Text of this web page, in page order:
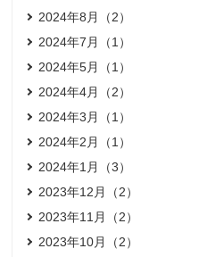
2024年8月（2）
2024年7月（1）
2024年5月（1）
2024年4月（2）
2024年3月（1）
2024年2月（1）
2024年1月（3）
2023年12月（2）
2023年11月（2）
2023年10月（2）